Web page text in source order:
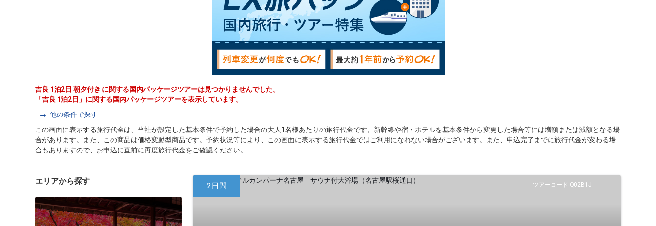
吉良 1泊2日 朝夕付き に関する国内パッケージツアーは見つかりませんでした。
「吉良 1泊2日」に関する国内パッケージツアーを表示しています。
他の条件で探す
この画面に表示する旅行代金は、当社が設定した基本条件で予約した場合の大人1名様あたりの旅行代金です。新幹線や宿・ホテルを基本条件から変更した場合等には増額または減額となる場
合があります。また、この商品は価格変動型商品です。予約状況等により、この画面に表示する旅行代金ではご利用になれない場合がございます。また、申込完了までに旅行代金が変わる場
合もありますので、お申込に直前に再度旅行代金をご確認ください。
エリアから探す ツアーコード Q02B1J
2日間